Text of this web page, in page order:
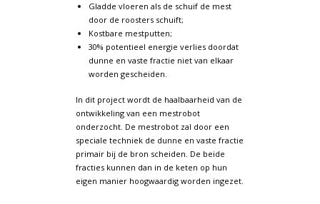
Gladde vloeren als de schuif de mest
door de roosters schuift;
Kostbare mestputten;
30% potentieel energie verlies doordat
dunne en vaste fractie niet van elkaar
worden gescheiden.
In dit project wordt de haalbaarheid van de
ontwikkeling van een mestrobot
onderzocht. De mestrobot zal door een
speciale techniek de dunne en vaste fractie
primair bij de bron scheiden. De beide
fracties kunnen dan in de keten op hun
eigen manier hoogwaardig worden ingezet.